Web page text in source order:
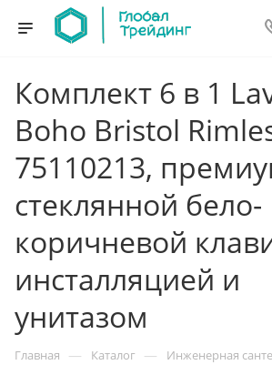
Комплект 6 в 1
Boho Bristol
75110213,
стеклянной бело-
коричневой
инсталляцией и
унитазом
Главная — Каталог — Инженерная